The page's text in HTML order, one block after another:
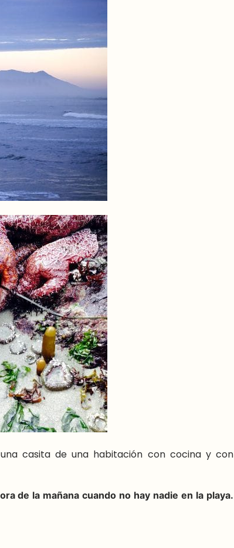
casita de una habitación con cocina y con
de la mañana cuando no hay nadie en la playa.